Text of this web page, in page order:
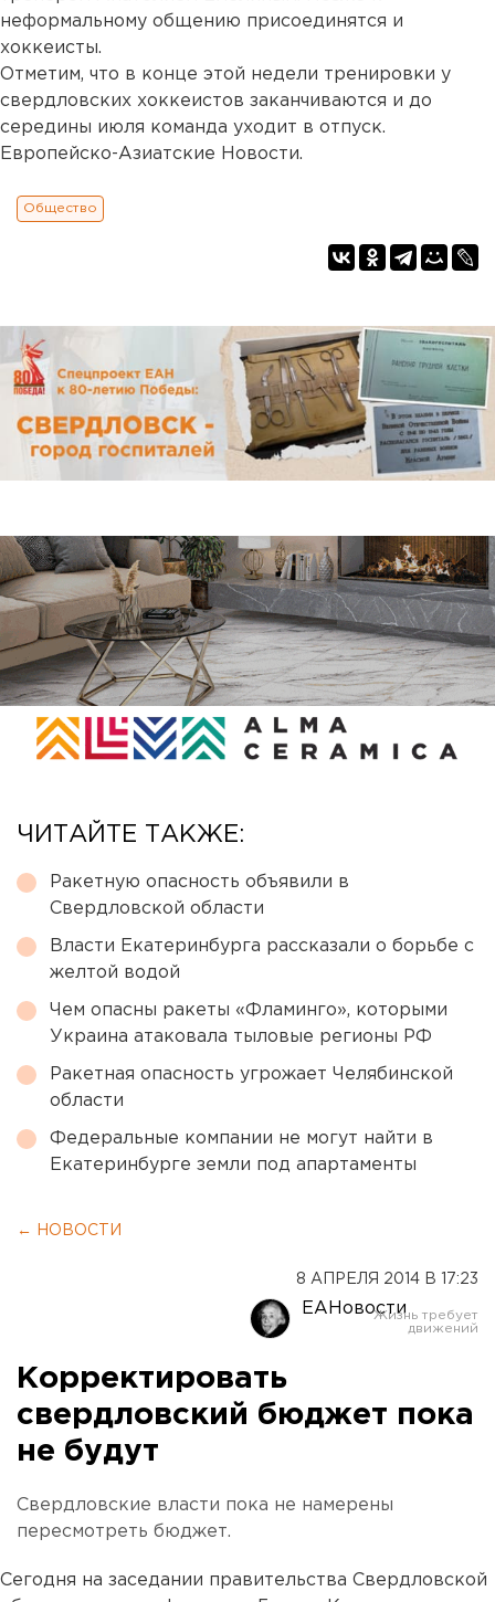
неформальному общению присоединятся и
хоккеисты.
Отметим, что в конце этой недели тренировки у
свердловских хоккеистов заканчиваются и до
середины июля команда уходит в отпуск.
Европейско-Азиатские Новости.
Общество
ЧИТАЙТЕ ТАКЖЕ:
Ракетную опасность объявили в
Свердловской области
Власти Екатеринбурга рассказали о борьбе с
желтой водой
Чем опасны ракеты «Фламинго», которыми
Украина атаковала тыловые регионы РФ
Ракетная опасность угрожает Челябинской
области
Федеральные компании не могут найти в
Екатеринбурге земли под апартаменты
← НОВОСТИ
8 АПРЕЛЯ 2014 В 17:23
ЕАНовости
Корректировать
свердловский бюджет пока
не будут
Свердловские власти пока не намерены
пересмотреть бюджет.
Сегодня на заседании правительства Свердловской